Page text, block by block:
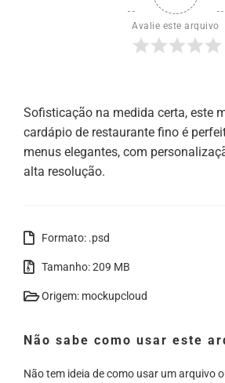
Avalie este arquivo
Sofisticação na medida certa, este
cardápio de restaurante fino é
menus elegantes, com
alta resolução.
Formato: .psd
Tamanho: 209 MB
Origem: mockupcloud
Não sabe como usar este
Não tem ideia de como usar um arquivo